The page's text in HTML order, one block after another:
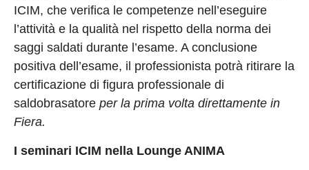
ICIM, che verifica le competenze nell’eseguire
l’attività e la qualità nel rispetto della norma dei
saggi saldati durante l’esame. A conclusione
positiva dell’esame, il professionista potrà ritirare la
certificazione di figura professionale di
saldobrasatore per la prima volta direttamente in
Fiera.
I seminari ICIM nella Lounge ANIMA